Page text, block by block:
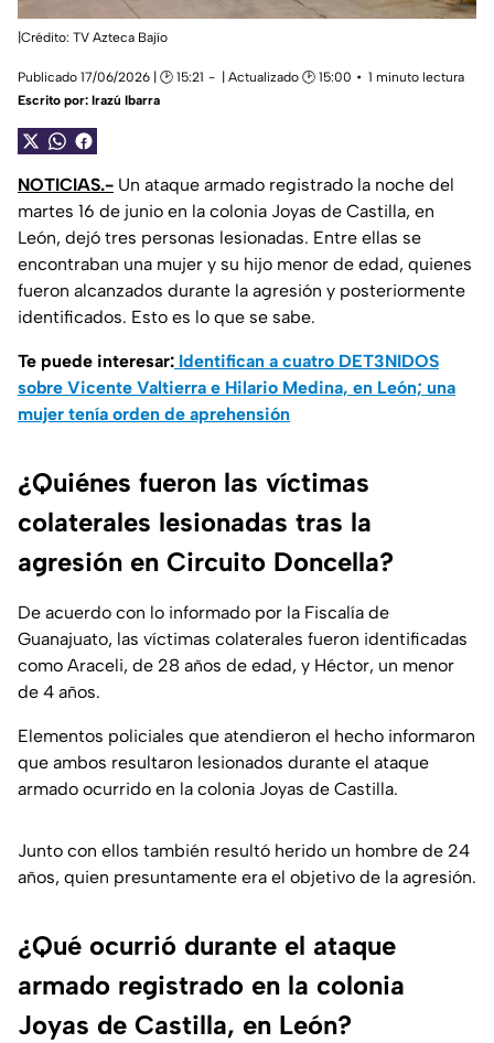
|Crédito: TV Azteca Bajío
Publicado 17/06/2026 | 🕑 15:21 | Actualizado 🕑 15:00
1 minuto lectura
Escrito por: Irazú Ibarra
NOTICIAS.- Un ataque armado registrado la noche del
martes 16 de junio en la colonia Joyas de Castilla, en
León, dejó tres personas lesionadas. Entre ellas se
encontraban una mujer y su hijo menor de edad, quienes
fueron alcanzados durante la agresión y posteriormente
identificados. Esto es lo que se sabe.
Te puede interesar: Identifican a cuatro DET3NIDOS
sobre Vicente Valtierra e Hilario Medina, en León; una
mujer tenía orden de aprehensión
¿Quiénes fueron las víctimas
colaterales lesionadas tras la
agresión en Circuito Doncella?
De acuerdo con lo informado por la Fiscalía de
Guanajuato, las víctimas colaterales fueron identificadas
como Araceli, de 28 años de edad, y Héctor, un menor
de 4 años.
Elementos policiales que atendieron el hecho informaron
que ambos resultaron lesionados durante el ataque
armado ocurrido en la colonia Joyas de Castilla.
Junto con ellos también resultó herido un hombre de 24
años, quien presuntamente era el objetivo de la agresión.
¿Qué ocurrió durante el ataque
armado registrado en la colonia
Joyas de Castilla, en León?